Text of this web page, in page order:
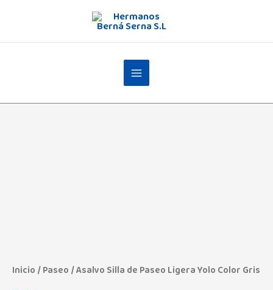
contenido
Inicio /Paseo / Asalvo Silla de Paseo Ligera Yolo Color Gris